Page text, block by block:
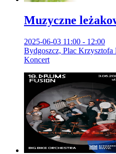
Muzyczne
2025-06-03 11:00 - 12:00
Bydgoszcz, Plac Krzysztofa
Koncert